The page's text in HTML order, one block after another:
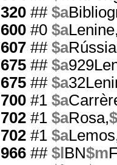
320 ## $a
600 #0 $aLenine,
607 ## $aRússia
675 ## $a
675 ## $a
700 #1 $a
702 #1 $aRosa,
702 #1 $a
966 ## $l BN$m